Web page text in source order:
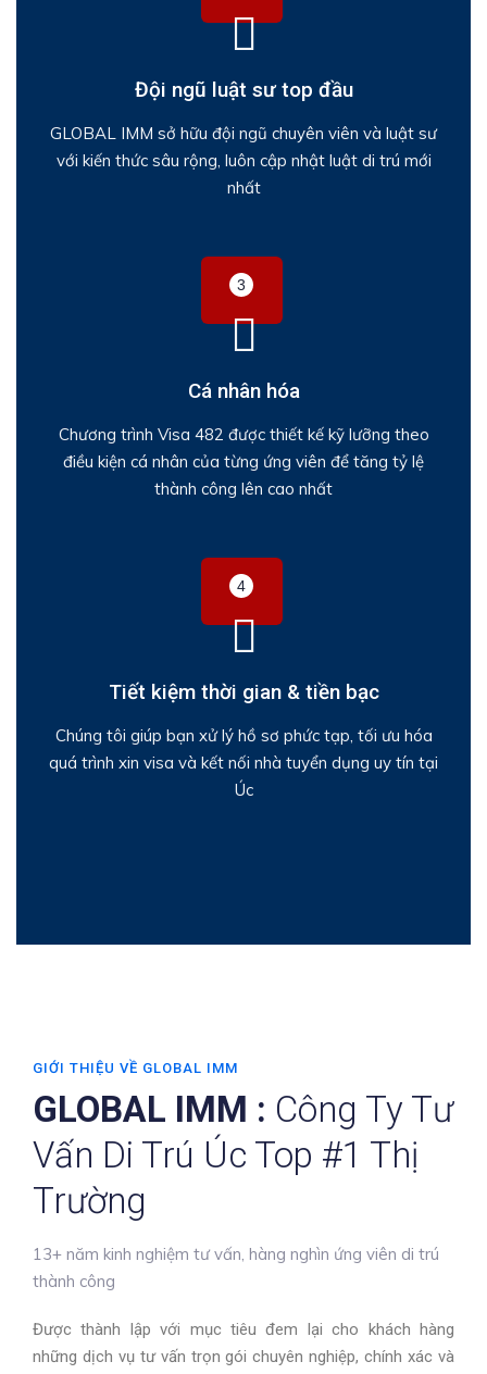
Đội ngũ luật sư top đầu
GLOBAL IMM sở hữu đội ngũ chuyên viên và luật sư
với kiến thức sâu rộng, luôn cập nhật luật di trú mới
nhất
Cá nhân hóa
Chương trình Visa 482 được thiết kế kỹ lưỡng theo
điều kiện cá nhân của từng ứng viên để tăng tỷ lệ
thành công lên cao nhất
Tiết kiệm thời gian & tiền bạc
Chúng tôi giúp bạn xử lý hồ sơ phức tạp, tối ưu hóa
quá trình xin visa và kết nối nhà tuyển dụng uy tín tại
Úc
GIỚI THIỆU VỀ GLOBAL IMM
GLOBAL IMM : Công Ty Tư
Vấn Di Trú Úc Top #1 Thị
Trường
13+ năm kinh nghiệm tư vấn, hàng nghìn ứng viên di trú
thành công
Được thành lập với mục tiêu đem lại cho khách hàng
những dịch vụ tư vấn trọn gói chuyên nghiệp, chính xác và